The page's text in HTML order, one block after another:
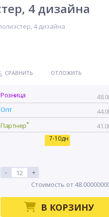
4 дизайна
4 дизайна
СРАВНИТЬ ОТЛОЖИТЬ
Розница
Опт
Партнер*
7-10дн
-
+
Стоимость от
В КОРЗИНУ